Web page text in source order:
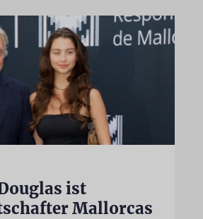
ist
Mallorcas